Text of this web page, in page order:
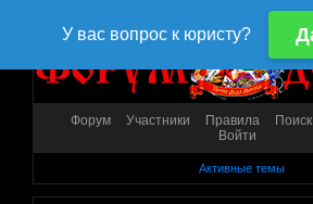
Форум Участники Правила Поиск
Войти
Активные темы